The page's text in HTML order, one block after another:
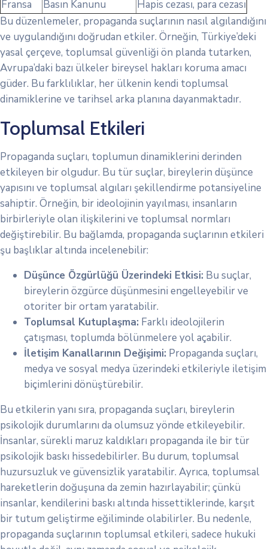
Fransa Basın Kanunu
Hapis cezası, para cezası
Bu düzenlemeler, propaganda suçlarının nasıl algılandığını
ve uygulandığını doğrudan etkiler. Örneğin, Türkiye’deki
yasal çerçeve, toplumsal güvenliği ön planda tutarken,
Avrupa’daki bazı ülkeler bireysel hakları koruma amacı
güder. Bu farklılıklar, her ülkenin kendi toplumsal
dinamiklerine ve tarihsel arka planına dayanmaktadır.
Toplumsal Etkileri
Propaganda suçları, toplumun dinamiklerini derinden
etkileyen bir olgudur. Bu tür suçlar, bireylerin düşünce
yapısını ve toplumsal algıları şekillendirme potansiyeline
sahiptir. Örneğin, bir ideolojinin yayılması, insanların
birbirleriyle olan ilişkilerini ve toplumsal normları
değiştirebilir. Bu bağlamda, propaganda suçlarının etkileri
şu başlıklar altında incelenebilir:
Düşünce Özgürlüğü Üzerindeki Etkisi: Bu suçlar,
bireylerin özgürce düşünmesini engelleyebilir ve
otoriter bir ortam yaratabilir.
Toplumsal Kutuplaşma: Farklı ideolojilerin
çatışması, toplumda bölünmelere yol açabilir.
İletişim Kanallarının Değişimi: Propaganda suçları,
medya ve sosyal medya üzerindeki etkileriyle iletişim
biçimlerini dönüştürebilir.
Bu etkilerin yanı sıra, propaganda suçları, bireylerin
psikolojik durumlarını da olumsuz yönde etkileyebilir.
İnsanlar, sürekli maruz kaldıkları propaganda ile bir tür
psikolojik baskı hissedebilirler. Bu durum, toplumsal
huzursuzluk ve güvensizlik yaratabilir. Ayrıca, toplumsal
hareketlerin doğuşuna da zemin hazırlayabilir; çünkü
insanlar, kendilerini baskı altında hissettiklerinde, karşıt
bir tutum geliştirme eğiliminde olabilirler. Bu nedenle,
propaganda suçlarının toplumsal etkileri, sadece hukuki